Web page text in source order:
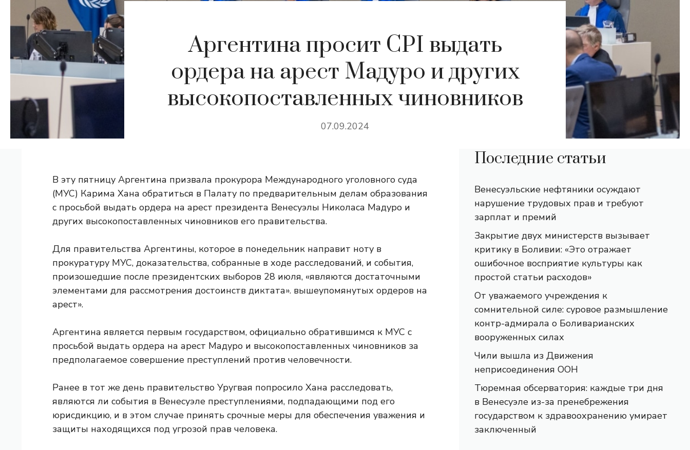
Аргентина просит CPI выдать
ордера на арест Мадуро и других
высокопоставленных чиновников
07.09.2024
В эту пятницу Аргентина призвала прокурора Международного уголовного суда
(МУС) Карима Хана обратиться в Палату по предварительным делам образования
с просьбой выдать ордера на арест президента Венесуэлы Николаса Мадуро и
других высокопоставленных чиновников его правительства.
Для правительства Аргентины, которое в понедельник направит ноту в
прокуратуру МУС, доказательства, собранные в ходе расследований, и события,
произошедшие после президентских выборов 28 июля, «являются достаточными
элементами для рассмотрения достоинств диктата». вышеупомянутых ордеров на
арест».
Аргентина является первым государством, официально обратившимся к МУС с
просьбой выдать ордера на арест Мадуро и высокопоставленных чиновников за
предполагаемое совершение преступлений против человечности.
Ранее в тот же день правительство Уругвая попросило Хана расследовать,
являются ли события в Венесуэле преступлениями, подпадающими под его
юрисдикцию, и в этом случае принять срочные меры для обеспечения уважения и
защиты находящихся под угрозой прав человека.
Последние статьи
Венесуэльские нефтяники осуждают
нарушение трудовых прав и требуют
зарплат и премий
Закрытие двух министерств вызывает
критику в Боливии: «Это отражает
ошибочное восприятие культуры как
простой статьи расходов»
От уважаемого учреждения к
сомнительной силе: суровое размышление
контр-адмирала о Боливарианских
вооруженных силах
Чили вышла из Движения
неприсоединения ООН
Тюремная обсерватория: каждые три дня
в Венесуэле из-за пренебрежения
государством к здравоохранению умирает
заключенный